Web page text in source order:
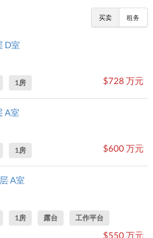
买卖 租务
D室
1房 $728 万元
A室
1房 $600 万元
A室
1房 露台 工作平台
$550 万元